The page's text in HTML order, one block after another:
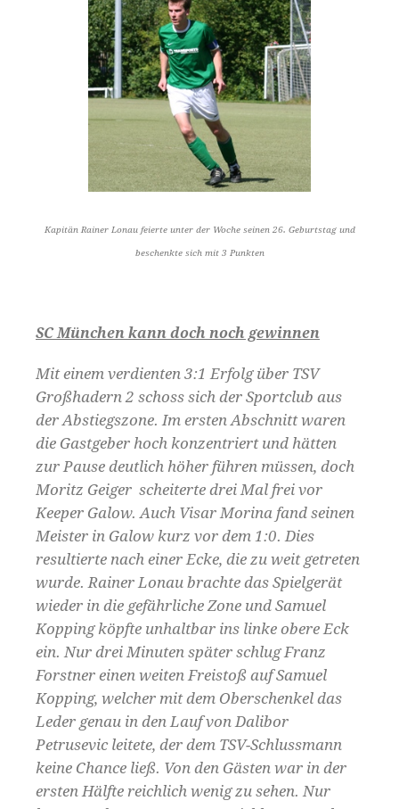
Kapitän Rainer Lonau feierte unter der Woche seinen 26. Geburtstag und
beschenkte sich mit 3 Punkten
SC München kann doch noch gewinnen
Mit einem verdienten 3:1 Erfolg über TSV
Großhadern 2 schoss sich der Sportclub aus
der Abstiegszone. Im ersten Abschnitt waren
die Gastgeber hoch konzentriert und hätten
zur Pause deutlich höher führen müssen, doch
Moritz Geiger scheiterte drei Mal frei vor
Keeper Galow. Auch Visar Morina fand seinen
Meister in Galow kurz vor dem 1:0. Dies
resultierte nach einer Ecke, die zu weit getreten
wurde. Rainer Lonau brachte das Spielgerät
wieder in die gefährliche Zone und Samuel
Kopping köpfte unhaltbar ins linke obere Eck
ein. Nur drei Minuten später schlug Franz
Forstner einen weiten Freistoß auf Samuel
Kopping, welcher mit dem Oberschenkel das
Leder genau in den Lauf von Dalibor
Petrusevic leitete, der dem TSV-Schlussmann
keine Chance ließ. Von den Gästen war in der
ersten Hälfte reichlich wenig zu sehen. Nur